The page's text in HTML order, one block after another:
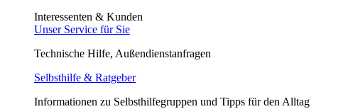
Interessenten & Kunden
Unser Service für Sie
Technische Hilfe, Außendienstanfragen
Selbsthilfe & Ratgeber
Informationen zu Selbsthilfegruppen und Tipps für den Alltag